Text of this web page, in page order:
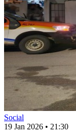
Social
19 Jan 2026 • 21:30